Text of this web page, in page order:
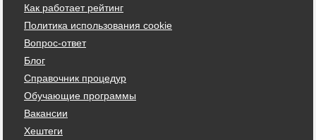
Как работает рейтинг
Политика использования cookie
Вопрос-ответ
Блог
Справочник процедур
Обучающие программы
Вакансии
Хештеги